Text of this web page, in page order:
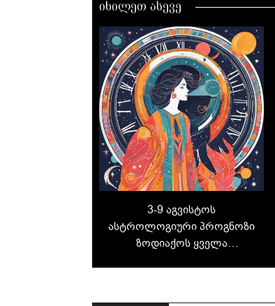
იხილეთ ასევე
3-9 აგვისტოს
ასტროლოგიური პროგნოზი
ზოდიაქოს ყველა